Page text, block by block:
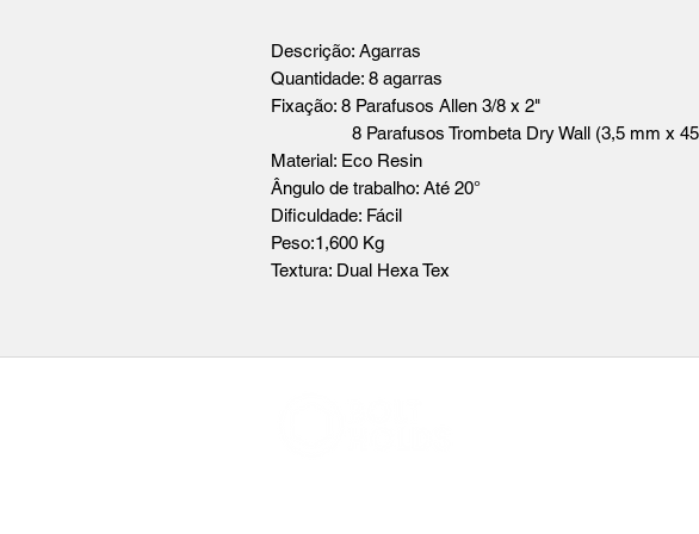
Descrição: Agarras
Quantidade: 8 agarras
Fixação: 8 Parafusos Allen 3/8 x 2"
8 Parafusos Trombeta Dry Wall (3,5 mm x 45
Material: Eco Resin
Ângulo de trabalho: Até 20°
Dificuldade: Fácil
Peso:1,600 Kg
Textura: Dual Hexa Tex